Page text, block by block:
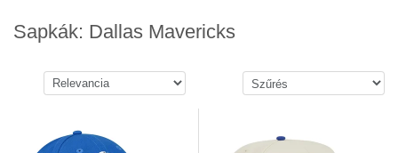
Sapkák: Dallas Mavericks